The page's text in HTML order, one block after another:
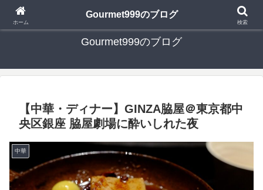
日々の食べ歩き・たまに行く旅行・子供とのお出かけを書いたブログです
Gourmet999のブログ
【中華・ディナー】GINZA脇屋＠東京都中
央区銀座 脇屋劇場に酔いしれた夜
中華
ホーム
Gourmet999のブログ
検索